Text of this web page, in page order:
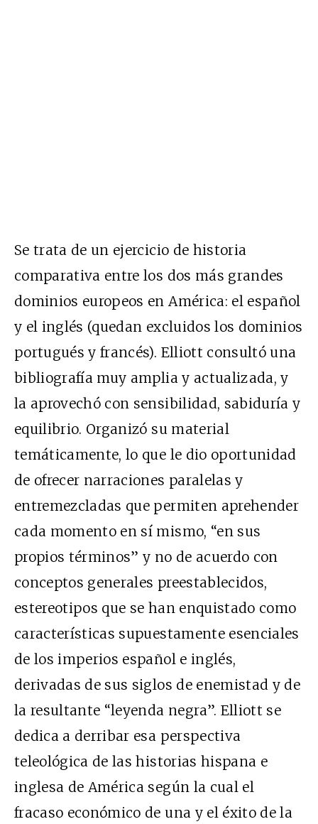
Se trata de un ejercicio de historia
comparativa entre los dos más grandes
dominios europeos en América: el español
y el inglés (quedan excluidos los dominios
portugués y francés). Elliott consultó una
bibliografía muy amplia y actualizada, y
la aprovechó con sensibilidad, sabiduría y
equilibrio. Organizó su material
temáticamente, lo que le dio oportunidad
de ofrecer narraciones paralelas y
entremezcladas que permiten aprehender
cada momento en sí mismo, “en sus
propios términos” y no de acuerdo con
conceptos generales preestablecidos,
estereotipos que se han enquistado como
características supuestamente esenciales
de los imperios español e inglés,
derivadas de sus siglos de enemistad y de
la resultante “leyenda negra”. Elliott se
dedica a derribar esa perspectiva
teleológica de las historias hispana e
inglesa de América según la cual el
fracaso económico de una y el éxito de la